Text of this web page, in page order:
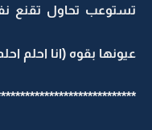
تستوعب تحاول تقنع
عيونها بقوه (انا احلم